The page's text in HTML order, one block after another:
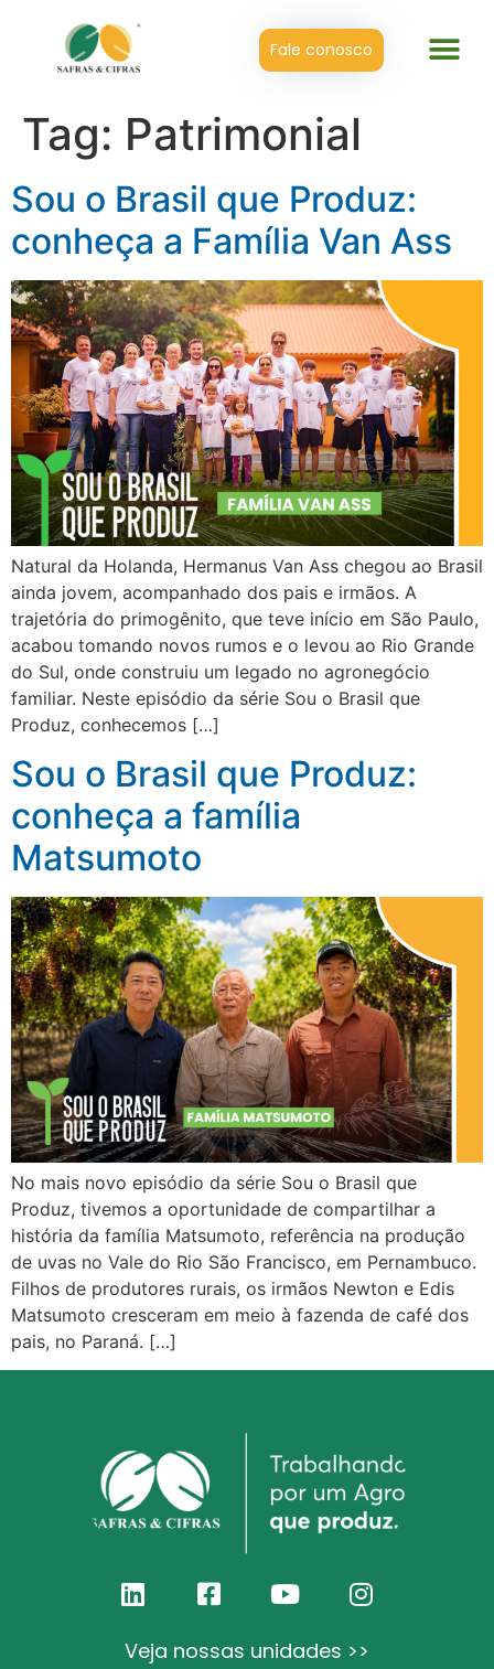
Fale conosco
Tag: Patrimonial
Sou o Brasil que Produz:
conheça a Família Van Ass
Natural da Holanda, Hermanus Van Ass chegou ao Brasil
ainda jovem, acompanhado dos pais e irmãos. A
trajetória do primogênito, que teve início em São Paulo,
acabou tomando novos rumos e o levou ao Rio Grande
do Sul, onde construiu um legado no agronegócio
familiar. Neste episódio da série Sou o Brasil que
Produz, conhecemos […]
Sou o Brasil que Produz:
conheça a família
Matsumoto
No mais novo episódio da série Sou o Brasil que
Produz, tivemos a oportunidade de compartilhar a
história da família Matsumoto, referência na produção
de uvas no Vale do Rio São Francisco, em Pernambuco.
Filhos de produtores rurais, os irmãos Newton e Edis
Matsumoto cresceram em meio à fazenda de café dos
pais, no Paraná. […]
Veja nossas unidades >>